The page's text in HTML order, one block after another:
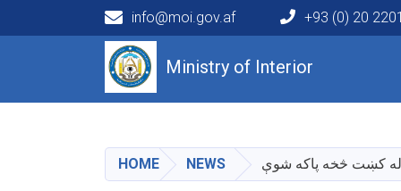
info@moi.gov.af +93 (0) 20
Ministry of Interior
Main navigation
HOME NEWS